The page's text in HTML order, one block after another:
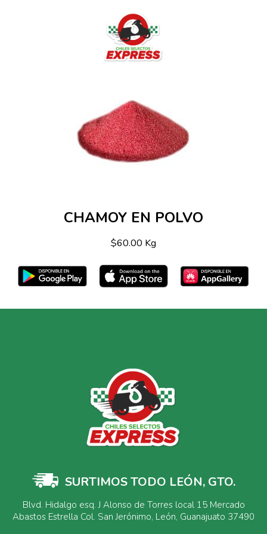
CHAMOY EN POLVO
$60.00 Kg
SURTIMOS TODO LEÓN, GTO.
Blvd. Hidalgo esq. J Alonso de Torres local 15 Mercado
Abastos Estrella Col. San Jerónimo, León, Guanajuato 37490